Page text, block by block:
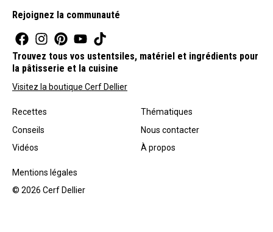
Rejoignez la communauté
Trouvez tous vos ustentsiles, matériel et ingrédients pour
la pâtisserie et la cuisine
Visitez la boutique Cerf Dellier
Recettes
Conseils
Vidéos
Thématiques
Nous contacter
À propos
Mentions légales
© 2026 Cerf Dellier